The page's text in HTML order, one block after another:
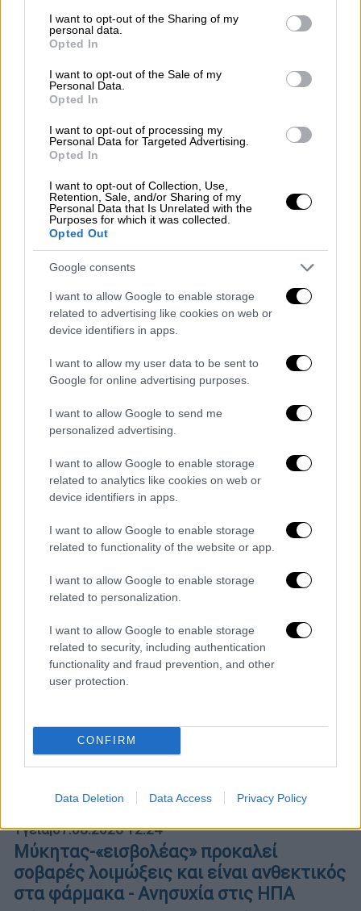
not limited to your visit or usage behaviour. You may click to
grant or deny consent to Google and its third-party tags to
use your data for below specified purposes in below Google
consent section.
I want to opt-out of the Sharing of my
personal data.
Opted In
I want to opt-out of the Sale of my
Personal Data.
Opted In
I want to opt-out of processing my
Personal Data for Targeted Advertising.
Opted In
I want to opt-out of Collection, Use,
Retention, Sale, and/or Sharing of my
Personal Data that Is Unrelated with the
Purposes for which it was collected.
Opted Out
Google consents
I want to allow Google to enable storage
related to advertising like cookies on web or
device identifiers in apps.
I want to allow my user data to be sent to
Google for online advertising purposes.
I want to allow Google to send me
personalized advertising.
I want to allow Google to enable storage
related to analytics like cookies on web or
device identifiers in apps.
I want to allow Google to enable storage
related to functionality of the website or app.
I want to allow Google to enable storage
related to personalization.
I want to allow Google to enable storage
related to security, including authentication
functionality and fraud prevention, and other
user protection.
CONFIRM
Data Deletion Data Access Privacy Policy
για τους πνιγμούς: 284 νεκροί μόνο το
2025
καταγράφηκαν στην Ελλάδα κατά μέσο όρο
387 θάνατοι από πνιγμό κάθε χρόνο
Επιστήμονες ανακάλυψαν τον τέταρτο
στον κόσμο
Οι μεταδοτικοί καρκίνοι ίσως δεν είναι
να εντοπιστούν
Υγεία|07.08.2026 12:24
Μύκητας-«εισβολέας» προκαλεί
σοβαρές λοιμώξεις και είναι ανθεκτικός
στα φάρμακα - Ανησυχία στις ΗΠΑ